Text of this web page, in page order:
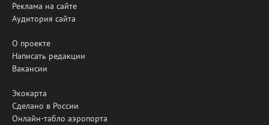
Реклама на сайте
Аудитория сайта
О проекте
Написать редакции
Вакансии
Экокарта
Сделано в России
Онлайн-табло аэропорта